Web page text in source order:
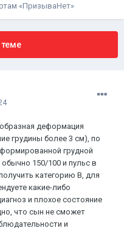
«ПризываНет»
теме
деформация
грудины более 3 см), по
грудной
150/100 и пульс в
категорию В, для
какие-либо
и плохое состояние
что сын не сможет
и